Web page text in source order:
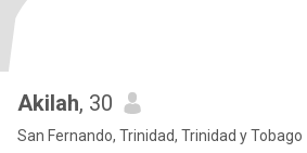
Akilah, 30
San Fernando, Trinidad, Trinidad y Tobago